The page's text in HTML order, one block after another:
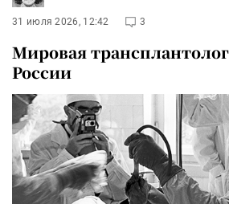
31 июля 2026, 12:42 3
Мировая
России